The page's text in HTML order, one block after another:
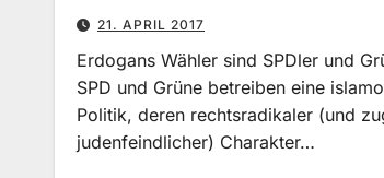
21. APRIL 2017
Erdogans Wähler sind SPDler und
SPD und Grüne betreiben eine
Politik, deren rechtsradikaler (und
judenfeindlicher) Charakter…